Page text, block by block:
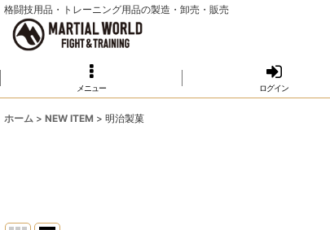
格闘技用品・トレーニング用品の製造・卸売・販売
メニュー ログイン
ホーム > NEW ITEM > 明治製菓